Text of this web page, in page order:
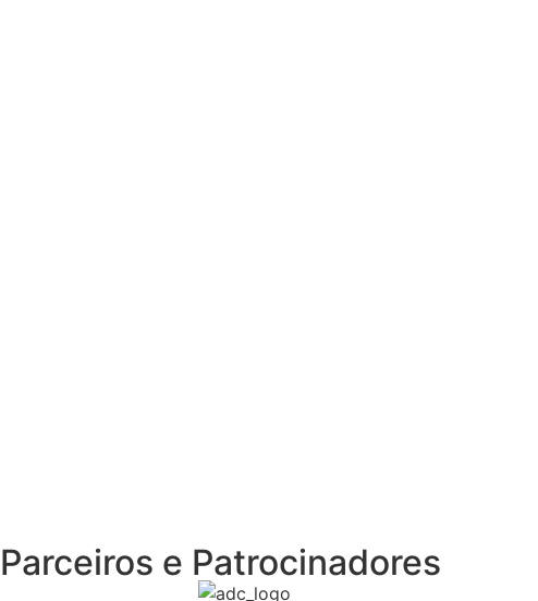
Parceiros e Patrocinadores